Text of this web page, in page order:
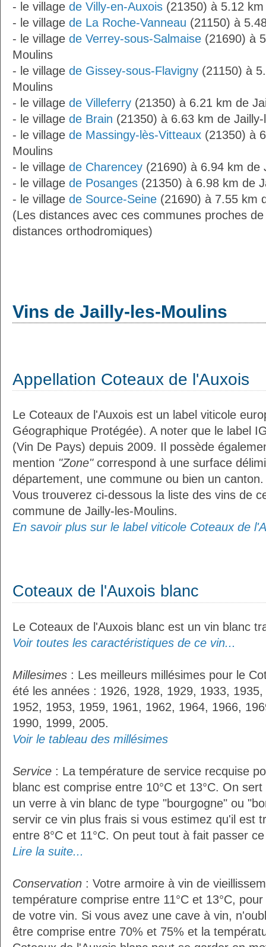
- le village de Villy-en-Auxois (21350) à 5.12
- le village de La Roche-Vanneau (21150) à
- le village de Verrey-sous-Salmaise (21690) à
Moulins
- le village de Gissey-sous-Flavigny (21150) à
Moulins
- le village de Villeferry (21350) à 6.21 km de
- le village de Brain (21350) à 6.63 km de
- le village de Massingy-lès-Vitteaux (21350) à
Moulins
- le village de Charencey (21690) à 6.94 km de
- le village de Posanges (21350) à 6.98 km de
- le village de Source-Seine (21690) à 7.55 km
(Les distances avec ces communes proches
distances orthodromiques)
Vins de Jailly-les-Moulins
Appellation Coteaux de l'Auxois
Le Coteaux de l'Auxois est un label viticole
Géographique Protégée). A noter que le label
(Vin De Pays) depuis 2009. Il possède
mention "Zone"correspond à une surface
département, une commune ou bien un canton.
Vous trouverez ci-dessous la liste des vins de
commune de Jailly-les-Moulins.
En savoir plus sur le label viticole Coteaux de
Coteaux de l'Auxois blanc
Le Coteaux de l'Auxois blanc est un vin blanc
Voir toutes les caractéristiques de ce vin...
Millesimes : Les meilleurs millésimes pour le
été les années : 1926, 1928, 1929, 1933,
1952, 1953, 1959, 1961, 1962, 1964, 1966,
1990, 1999, 2005.
Voir le tableau des millésimes
Service : La température de service recquise
blanc est comprise entre 10°C et 13°C. On
un verre à vin blanc de type "bourgogne" ou
servir ce vin plus frais si vous estimez qu'il est
entre 8°C et 11°C. On peut tout à fait passer
Lire la suite...
Conservation : Votre armoire à vin de
température comprise entre 11°C et 13°C,
de votre vin. Si vous avez une cave à vin,
être comprise entre 70% et 75% et la